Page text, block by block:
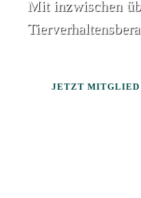
Mit inzwischen
JETZT MITGLIED